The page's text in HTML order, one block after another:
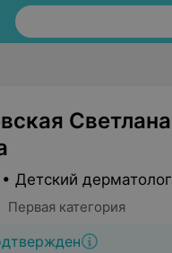
Светлана
Детский дерматолог
категория